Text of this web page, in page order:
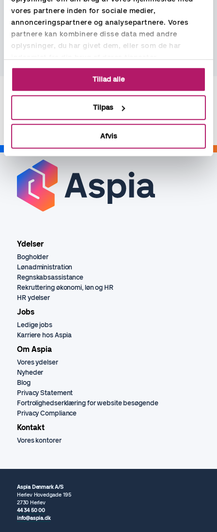
vores partnere inden for sociale medier,
annonceringspartnere og analysepartnere. Vores
partnere kan kombinere disse data med andre
oplysninger, du har givet dem, eller som de har
indsamlet fra din brug af deres tjenester.
Tillad alle
Tilpas
Afvis
Stig Bülow
Senior HR og rekrutteringskonsulent
stig.bulow@aspia.dk
+45 81 10 29 21
Del
Ydelser
Bogholder
Lønadministration
Regnskabsassistance
Rekruttering økonomi, løn og HR
HR ydelser
Jobs
Ledige jobs
Karriere hos Aspia
Om Aspia
Vores ydelser
Nyheder
Blog
Privacy Statement
Fortrolighedserklæring for website besøgende
Privacy Compliance
Kontakt
Vores kontorer
Aspia Denmark A/S
Herlev Hovedgade 195
2730 Herlev
44 34 50 00
info@aspia.dk